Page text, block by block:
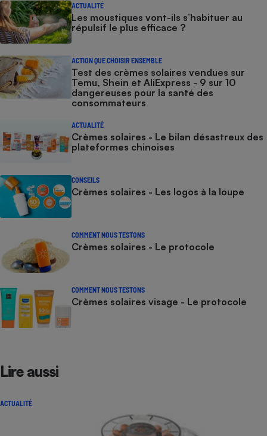
ACTUALITÉ
Les moustiques vont-ils s’habituer au
répulsif le plus efficace ?
ACTION QUE CHOISIR ENSEMBLE
Test des crèmes solaires vendues sur
Temu, Shein et AliExpress - 9 sur 10
dangereuses pour la santé des
consommateurs
ACTUALITÉ
Crèmes solaires - Le bilan désastreux des
plateformes chinoises
CONSEILS
Crèmes solaires - Les logos à la loupe
COMMENT NOUS TESTONS
Crèmes solaires - Le protocole
COMMENT NOUS TESTONS
Crèmes solaires visage - Le protocole
Lire aussi
ACTUALITÉ